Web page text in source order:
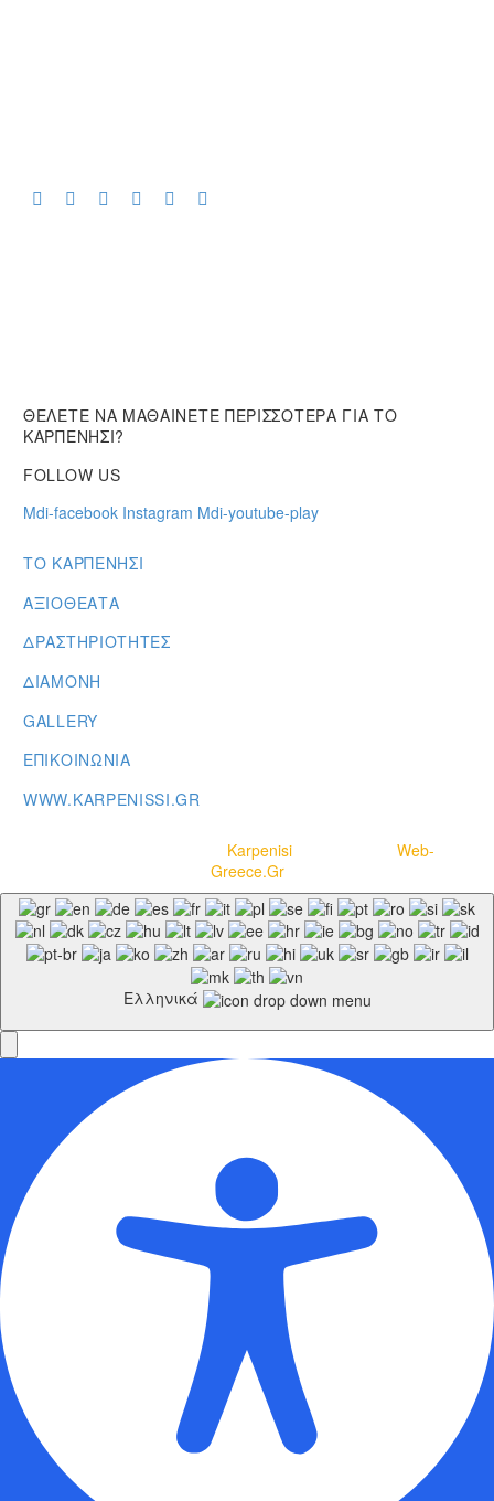
ΘΕΛΕΤΕ ΝΑ ΜΑΘΑΙΝΕΤΕ ΠΕΡΙΣΣΟΤΕΡΑ ΓΙΑ ΤΟ
ΚΑΡΠΕΝΗΣΙ?
FOLLOW US
Mdi-facebook Instagram Mdi-youtube-play
ΤΟ ΚΑΡΠΕΝΗΣΙ
ΑΞΙΟΘΕΑΤΑ
ΔΡΑΣΤΗΡΙΟΤΗΤΕΣ
ΔΙΑΜΟΝΗ
GALLERY
ΕΠΙΚΟΙΝΩΝΙΑ
WWW.KARPENISSI.GR
Karpenisi
Web-
Greece.Gr
Ελληνικά